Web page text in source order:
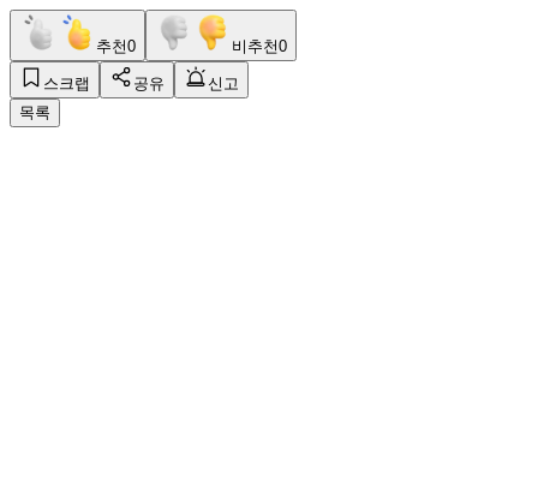
추천0 비추천0
스크랩 공유
신고
목록